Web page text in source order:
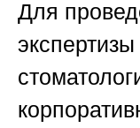
Для
экспертизы